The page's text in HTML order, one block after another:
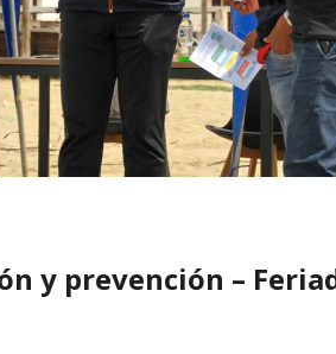
y prevención –